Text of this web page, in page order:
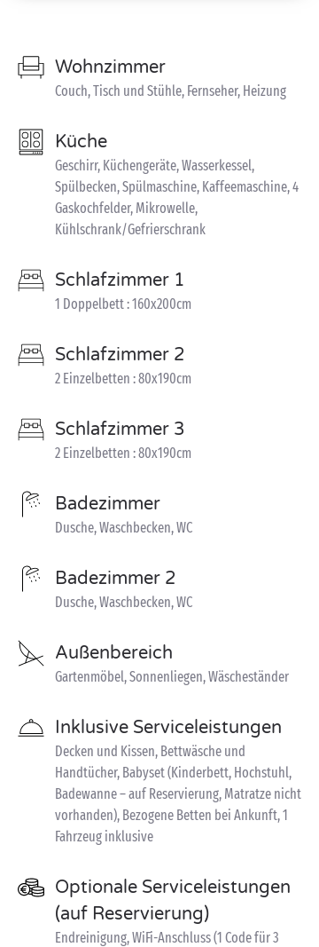
Wohnzimmer
Couch, Tisch und Stühle, Fernseher, Heizung
Küche
Geschirr, Küchengeräte, Wasserkessel,
Spülbecken, Spülmaschine, Kaffeemaschine, 4
Gaskochfelder, Mikrowelle,
Kühlschrank/Gefrierschrank
Schlafzimmer 1
1 Doppelbett : 160x200cm
Schlafzimmer 2
2 Einzelbetten : 80x190cm
Schlafzimmer 3
2 Einzelbetten : 80x190cm
Badezimmer
Dusche, Waschbecken, WC
Badezimmer 2
Dusche, Waschbecken, WC
Außenbereich
Gartenmöbel, Sonnenliegen, Wäscheständer
Inklusive Serviceleistungen
Decken und Kissen, Bettwäsche und
Handtücher, Babyset (Kinderbett, Hochstuhl,
Badewanne – auf Reservierung, Matratze nicht
vorhanden), Bezogene Betten bei Ankunft, 1
Fahrzeug inklusive
Optionale Serviceleistungen
(auf Reservierung)
Endreinigung, WiFi-Anschluss (1 Code für 3